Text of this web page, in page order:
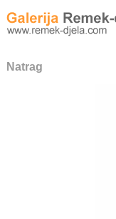
Natrag